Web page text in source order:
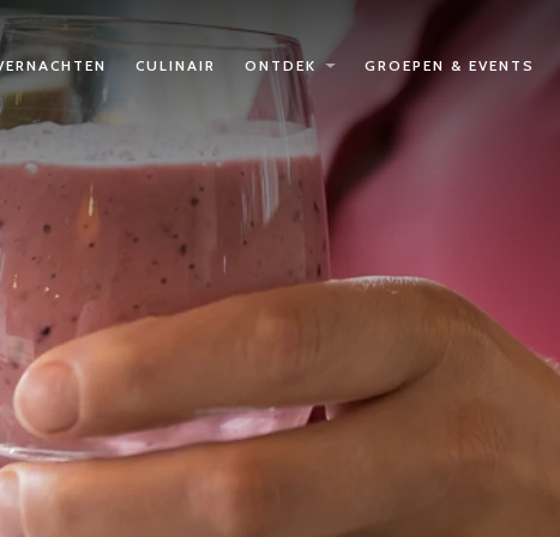
CULINAIR ONTDEK GROEPEN & EVENTS